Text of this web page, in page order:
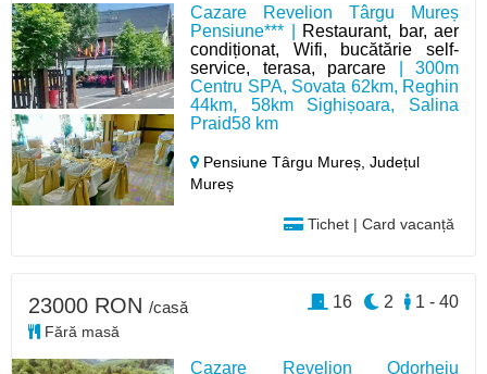
Cazare Revelion Târgu Mureș
Pensiune*** |
Restaurant, bar, aer
condiționat, Wifi, bucătărie self-
service, terasa, parcare | 300m
Centru SPA, Sovata 62km, Reghin
44km, 58km Sighișoara, Salina
Praid58 km
Pensiune Târgu Mureș,Județul
Mureș
Tichet | Card vacanță
Cazare Revelion Odorheiu
23000 RON /casă
Fără masă
1 - 40
2
16